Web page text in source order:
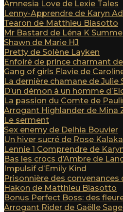
Amnesia Love de Lexie Tales
Lenny-Apprendre de Karyn
Tearon de Matthieu Biasotto
Mr Bastard de Léna K
Shawn de Marie HJ
Pretty de Solène Layken
Enfoiré de prince charmant
Gang of girls Flavie de
La dernière chamane de Julie
D’un démon à un homme
La passion du Comte de
Arrogant Highlander de Mina
Le serment
Sex enemy de Delhia Bouvier
Un hiver sucré de Rose Kalaka
Lennie 1 Comprendre de
Bas les crocs d’Ambre de
Impulsif d’Emily Kind
Prisonnière des convenances
Hakon de Matthieu Biasotto
Bonus Perfect Boss: des
Arrogant Rider de Gaëlle Sage